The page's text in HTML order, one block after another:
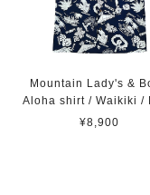
Mountain Lady's &
Aloha shirt / Waikiki /
¥8,900